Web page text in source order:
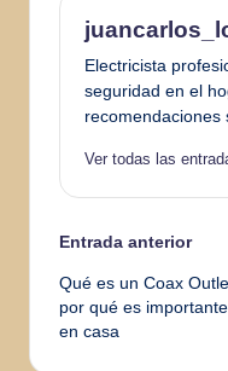
Electricista
seguridad en el
recomendaciones
Ver todas las
de
entradas
Entrada anterior
Qué es un Coax
por qué es importante
en casa